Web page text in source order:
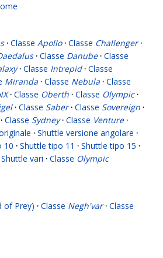
· Classe Apollo · Classe Challenger ·
· Classe Danube · Classe
· Classe Intrepid · Classe
Miranda · Classe Nebula · Classe
· Classe Oberth · Classe Olympic ·
· Classe Saber · Classe Sovereign ·
· Classe Sydney · Classe Venture ·
· Shuttle versione angolare ·
10 · Shuttle tipo 11 · Shuttle tipo 15 ·
Shuttle vari · Classe Olympic
of Prey) · Classe Negh'var · Classe